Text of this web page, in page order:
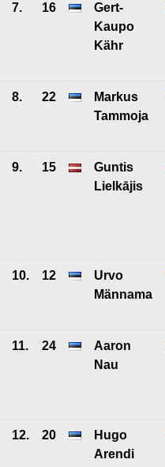
7. 16
Gert-
Kaupo
Kähr
8. 22
Markus
Tammoja
9. 15
Guntis
Lielkājis
10. 12
Urvo
Männama
11. 24
Aaron
Nau
12. 20
Hugo
Arendi